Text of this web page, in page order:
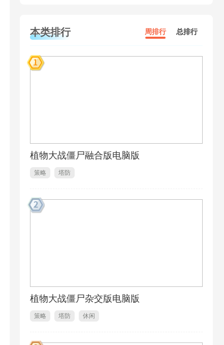
本类排行 周排行 总排行
植物大战僵尸融合版电脑版
策略 塔防
植物大战僵尸杂交版电脑版
策略 塔防 休闲